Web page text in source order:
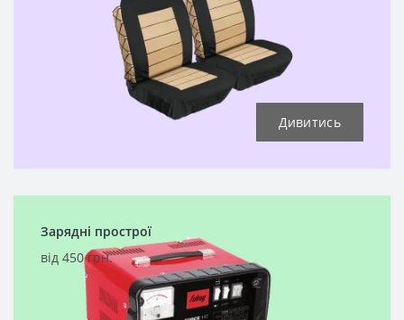
Дивитись
Зарядні прострої
від 450 грн.